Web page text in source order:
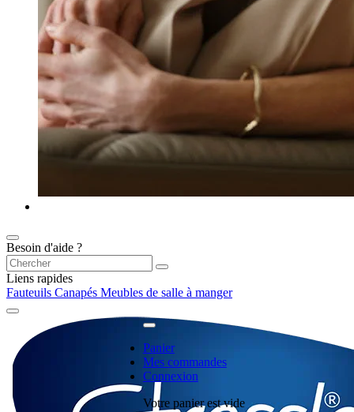
Besoin d'aide ?
Liens rapides
Fauteuils Canapés Meubles de salle à manger
Panier
Mes commandes
Connexion
Votre panier est vide